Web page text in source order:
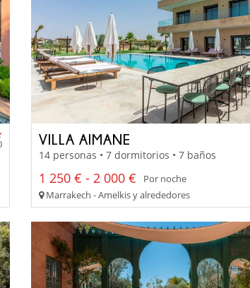
VILLA AIMANE
14 personas • 7 dormitorios • 7 baños
1 250 € - 2 000 €
Por noche
Marrakech - Amelkis y alrededores